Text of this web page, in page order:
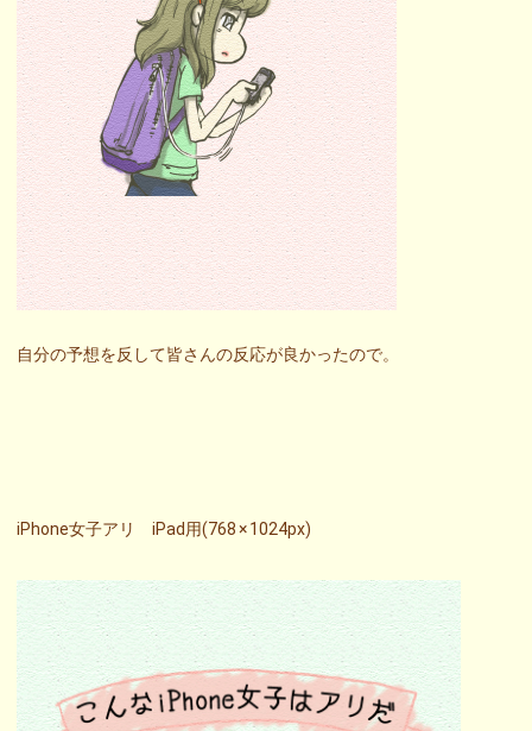
自分の予想を反して皆さんの反応が良かったので。
iPhone女子アリ iPad用(768 × 1024px)